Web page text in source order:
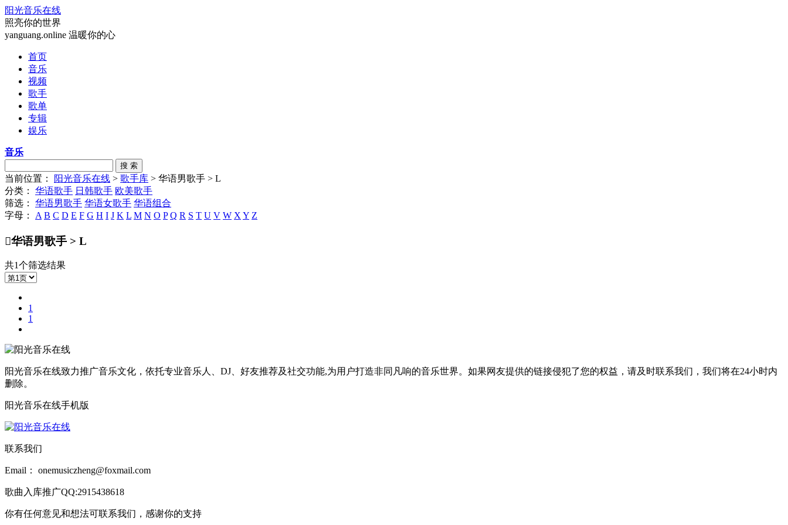
阳光音乐在线
照亮你的世界
yanguang.online 温暖你的心
首页
音乐
视频
歌手
歌单
专辑
娱乐
音乐
搜 索
当前位置： 阳光音乐在线 > 歌手库 > 华语男歌手 > L
分类： 华语歌手 日韩歌手 欧美歌手
筛选： 华语男歌手 华语女歌手 华语组合
字母： A B C D E F G H I J K L M N O P Q R S T U V W X Y Z
华语男歌手 > L
共1个筛选结果
1
1
阳光音乐在线致力推广音乐文化，依托专业音乐人、DJ、好友推荐及社交功能,为用户打造非同凡响的音乐世界。如果网友提供的链接侵犯了您的权益，请及时联系我们，我们将在24小时内
删除。
阳光音乐在线手机版
联系我们
Email： onemusiczheng@foxmail.com
歌曲入库推广QQ:2915438618
你有任何意见和想法可联系我们，感谢你的支持